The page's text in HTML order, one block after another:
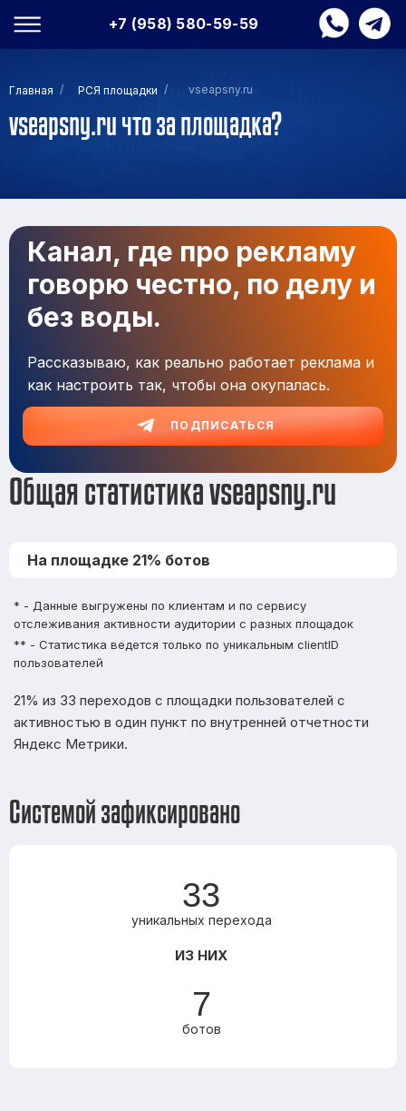
+7 (958) 580-59-59
Главная / РСЯ площадки / vseapsny.ru
vseapsny.ru что за площадка?
Канал, где про рекламу
говорю честно, по делу и
без воды.
Рассказываю, как реально работает реклама и
как настроить так, чтобы она окупалась.
ПОДПИСАТЬСЯ
Общая статистика vseapsny.ru
На площадке 21% ботов
* - Данные выгружены по клиентам и по сервису
отслеживания активности аудитории с разных площадок
** - Статистика ведется только по уникальным clientID
пользователей
21% из 33 переходов с площадки пользователей с
активностью в один пункт по внутренней отчетности
Яндекс Метрики.
Системой зафиксировано
33
уникальных перехода
ИЗ НИХ
7
ботов